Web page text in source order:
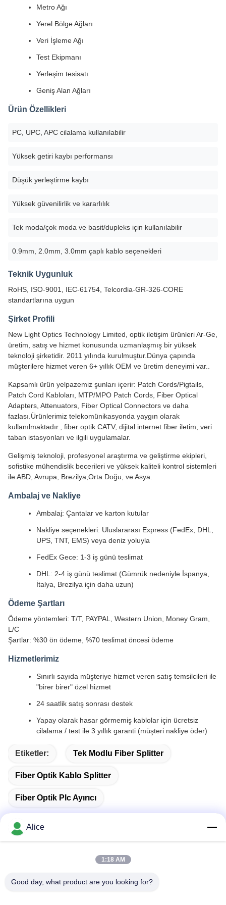
Metro Ağı
Yerel Bölge Ağları
Veri İşleme Ağı
Test Ekipmanı
Yerleşim tesisatı
Geniş Alan Ağları
Ürün Özellikleri
PC, UPC, APC cilalama kullanılabilir
Yüksek getiri kaybı performansı
Düşük yerleştirme kaybı
Yüksek güvenilirlik ve kararlılık
Tek moda/çok moda ve basit/dupleks için kullanılabilir
0.9mm, 2.0mm, 3.0mm çaplı kablo seçenekleri
Teknik Uygunluk
RoHS, ISO-9001, IEC-61754, Telcordia-GR-326-CORE
standartlarına uygun
Şirket Profili
New Light Optics Technology Limited, optik iletişim ürünleri Ar-Ge,
üretim, satış ve hizmet konusunda uzmanlaşmış bir yüksek
teknoloji şirketidir. 2011 yılında kurulmuştur.Dünya çapında
müşterilere hizmet veren 6+ yıllık OEM ve üretim deneyimi var..
Kapsamlı ürün yelpazemiz şunları içerir: Patch Cords/Pigtails,
Patch Cord Kabloları, MTP/MPO Patch Cords, Fiber Optical
Adapters, Attenuators, Fiber Optical Connectors ve daha
fazlası.Ürünlerimiz telekomünikasyonda yaygın olarak
kullanılmaktadır., fiber optik CATV, dijital internet fiber iletim, veri
taban istasyonları ve ilgili uygulamalar.
Gelişmiş teknoloji, profesyonel araştırma ve geliştirme ekipleri,
sofistike mühendislik becerileri ve yüksek kaliteli kontrol sistemleri
ile ABD, Avrupa, Brezilya,Orta Doğu, ve Asya.
Ambalaj ve Nakliye
Ambalaj: Çantalar ve karton kutular
Nakliye seçenekleri: Uluslararası Express (FedEx, DHL,
UPS, TNT, EMS) veya deniz yoluyla
FedEx Gece: 1-3 iş günü teslimat
DHL: 2-4 iş günü teslimat (Gümrük nedeniyle İspanya,
İtalya, Brezilya için daha uzun)
Ödeme Şartları
Ödeme yöntemleri: T/T, PAYPAL, Western Union, Money Gram,
L/C
Şartlar: %30 ön ödeme, %70 teslimat öncesi ödeme
Hizmetlerimiz
Sınırlı sayıda müşteriye hizmet veren satış temsilcileri ile
"birer birer" özel hizmet
24 saatlik satış sonrası destek
Yapay olarak hasar görmemiş kablolar için ücretsiz
cilalama / test ile 3 yıllık garanti (müşteri nakliye öder)
Etiketler: Tek Modlu Fiber Splitter
Fiber Optik Kablo Splitter
Fiber Optik Plc Ayırıcı
Adres
Alice
1:18 AM
Good day, what product are you looking for?